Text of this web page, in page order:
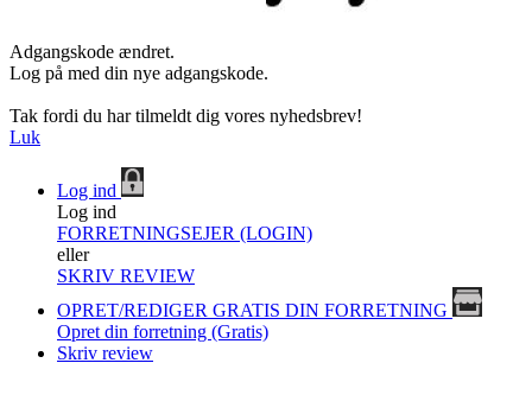
Adgangskode ændret.
Log på med din nye adgangskode.
Tak fordi du har tilmeldt dig vores nyhedsbrev!
Luk
Log ind
Log ind
FORRETNINGSEJER (LOGIN)
eller
SKRIV REVIEW
OPRET/REDIGER GRATIS DIN FORRETNING
Opret din forretning (Gratis)
Skriv review